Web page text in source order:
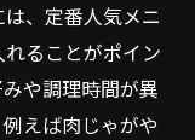
、定番人気メニ
ることがポイン
や調理時間が異
えば肉じゃがや